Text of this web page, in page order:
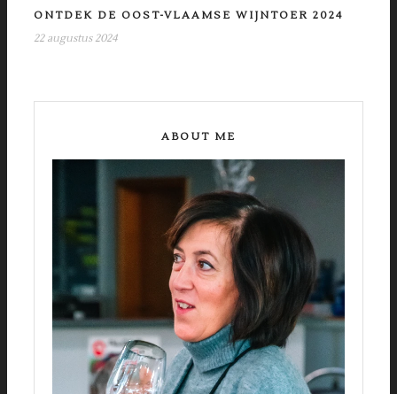
ONTDEK DE OOST-VLAAMSE WIJNTOER 2024
22 augustus 2024
ABOUT ME